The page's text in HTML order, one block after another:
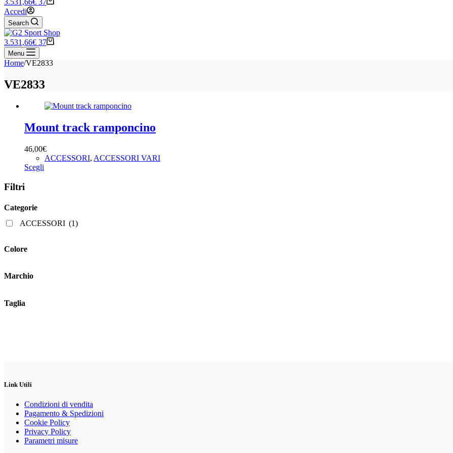
3.531,66€ 37
Accedi
Search
Carrello
3.531,66€ 37
Menu
Home/VE2833
VE2833
Mount track ramponcino
46,00€
ACCESSORI, ACCESSORI VARI
Scegli
opzioni
Filtri
Categorie
ACCESSORI (1)
Colore
Marchio
Taglia
Link Utili
Condizioni di vendita
Pagamento & Spedizioni
Cookie Policy
Privacy Policy
Parametri misure